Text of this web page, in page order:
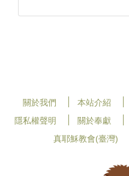
關於我們 本站介紹
隱私權聲明
關於奉獻
真耶穌教會(臺灣)